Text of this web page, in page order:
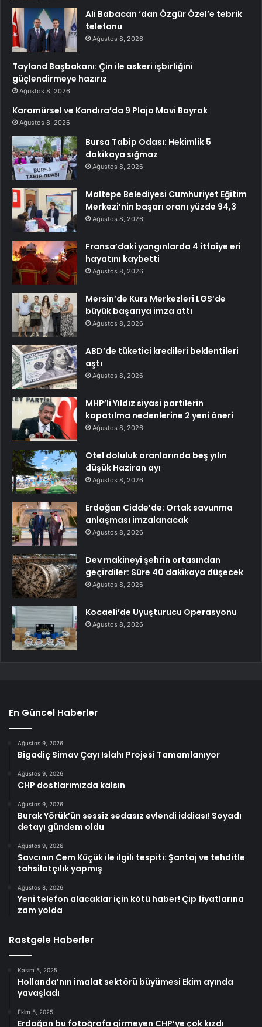
Ali Babacan ‘dan Özgür Özel’e tebrik
telefonu
Ağustos 8, 2026
Tayland Başbakanı: Çin ile askeri işbirliğini
güçlendirmeye hazırız
Ağustos 8, 2026
Karamürsel ve Kandıra’da 9 Plaja Mavi Bayrak
Ağustos 8, 2026
Bursa Tabip Odası: Hekimlik 5
dakikaya sığmaz
Ağustos 8, 2026
Maltepe Belediyesi Cumhuriyet Eğitim
Merkezi’nin başarı oranı yüzde 94,3
Ağustos 8, 2026
Fransa’daki yangınlarda 4 itfaiye eri
hayatını kaybetti
Ağustos 8, 2026
Mersin’de Kurs Merkezleri LGS’de
büyük başarıya imza attı
Ağustos 8, 2026
ABD’de tüketici kredileri beklentileri
aştı
Ağustos 8, 2026
MHP’li Yıldız siyasi partilerin
kapatılma nedenlerine 2 yeni öneri
Ağustos 8, 2026
Otel doluluk oranlarında beş yılın
düşük Haziran ayı
Ağustos 8, 2026
Erdoğan Cidde’de: Ortak savunma
anlaşması imzalanacak
Ağustos 8, 2026
Dev makineyi şehrin ortasından
geçirdiler: Süre 40 dakikaya düşecek
Ağustos 8, 2026
Kocaeli’de Uyuşturucu Operasyonu
Ağustos 8, 2026
En Güncel Haberler
Ağustos 9, 2026
Bigadiç Simav Çayı Islahı Projesi Tamamlanıyor
Ağustos 9, 2026
CHP dostlarımızda kalsın
Ağustos 9, 2026
Burak Yörük’ün sessiz sedasız evlendi iddiası! Soyadı
detayı gündem oldu
Ağustos 9, 2026
Savcının Cem Küçük ile ilgili tespiti: Şantaj ve tehditle
tahsilatçılık yapmış
Ağustos 8, 2026
Yeni telefon alacaklar için kötü haber! Çip fiyatlarına
zam yolda
Rastgele Haberler
Kasım 5, 2025
Hollanda’nın imalat sektörü büyümesi Ekim ayında
yavaşladı
Ekim 5, 2025
Erdoğan bu fotoğrafa girmeyen CHP’ye çok kızdı